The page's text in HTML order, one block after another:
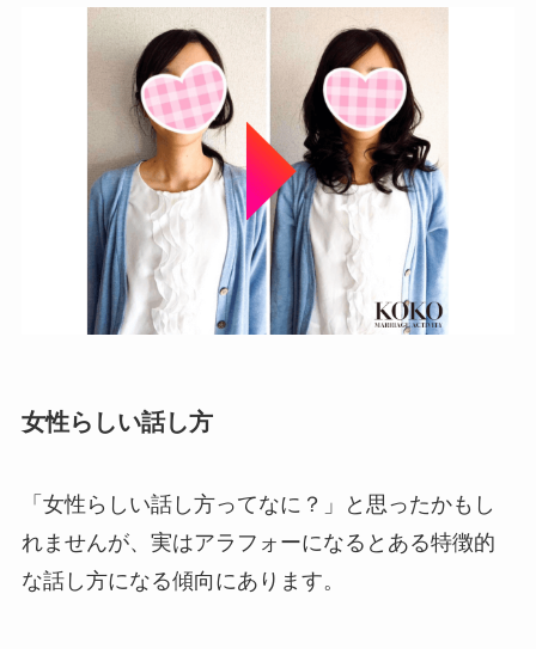
女性らしい話し方
「女性らしい話し方ってなに？」と思ったかもし
れませんが、実はアラフォーになるとある特徴的
な話し方になる傾向にあります。